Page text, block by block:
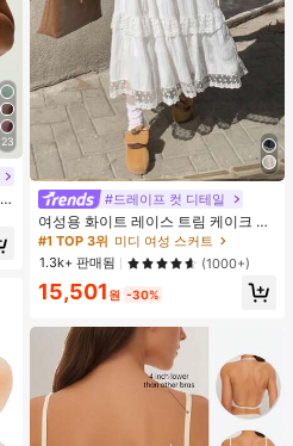
23
#드레이프 컷 디테일
여성용 화이트 레이스 트림 케이크 스
커트, 하이 웨이스트 슬리밍 A라인 미
디 스커트, 2026년 봄 신상 캐주얼
#1 TOP 3위 미디 여성 스커트
거의 매진!
#1 TOP 3위 미디 여성 스커트
거의 매진!
#1 TOP 3위 미디 여성 스커트
거의 매진!
#1 TOP 3위
거의 매진!
1.3k+ 판매됨 (1000+)
15,501 원 -30%